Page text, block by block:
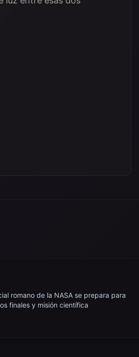
romano de la NASA se prepara para
finales y misión científica